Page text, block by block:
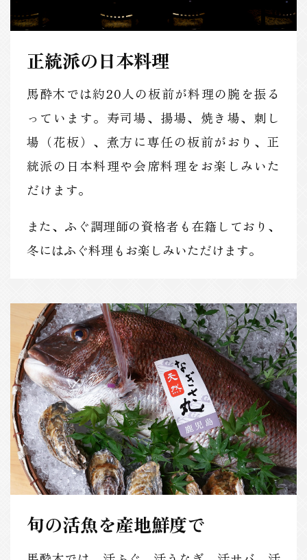
正統派の日本料理
馬酔木では約20人の板前が料理の腕を振る
っています。寿司場、揚場、焼き場、刺し
場（花板）、煮方に専任の板前がおり、正
統派の日本料理や会席料理をお楽しみいた
だけます。
また、ふぐ調理師の資格者も在籍しており、
冬にはふぐ料理もお楽しみいただけます。
旬の活魚を産地鮮度で